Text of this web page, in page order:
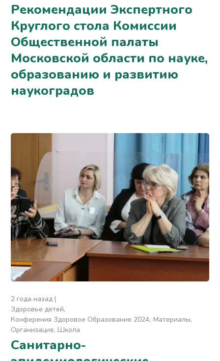
Рекомендации Экспертного
Круглого стола Комиссии
Общественной палаты
Московской области по науке,
образованию и развитию
наукоградов
2 года назад
Здоровье детей
Конферения Здоровое Образование 2024 Материалы
Организация Школа
Санитарно-